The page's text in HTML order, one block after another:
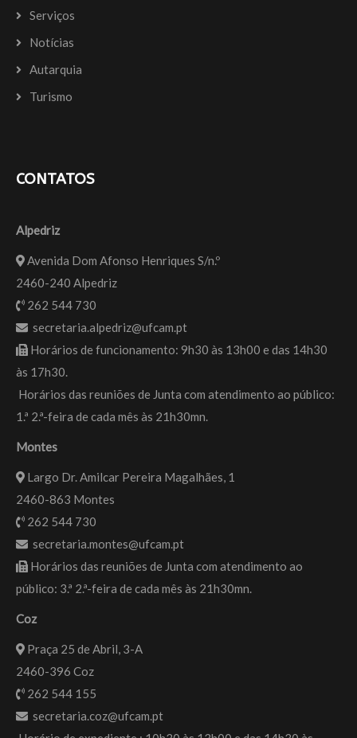
Serviços
Notícias
Autarquia
Turismo
CONTATOS
Alpedriz
Avenida Dom Afonso Henriques S/n.º
2460-240 Alpedriz
262 544 730
secretaria.alpedriz@ufcam.pt
Horários de funcionamento: 9h30 às 13h00 e das 14h30
às 17h30.
Horários das reuniões de Junta com atendimento ao público:
1.ª 2.ª-feira de cada mês às 21h30mn.
Montes
Largo Dr. Amilcar Pereira Magalhães, 1
2460-863 Montes
262 544 730
secretaria.montes@ufcam.pt
Horários das reuniões de Junta com atendimento ao
público: 3.ª 2.ª-feira de cada mês às 21h30mn.
Coz
Praça 25 de Abril, 3-A
2460-396 Coz
262 544 155
secretaria.coz@ufcam.pt